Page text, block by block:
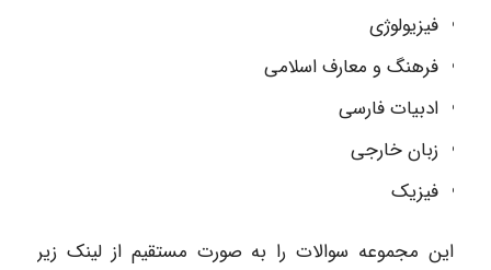
فیزیولوژی
فرهنگ و معارف اسلامی
ادبیات فارسی
زبان خارجی
فیزیک
این مجموعه سوالات را به صورت مستقیم از لینک زیر